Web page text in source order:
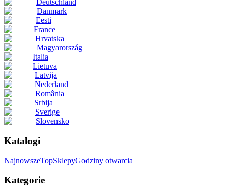
Deutschland
Danmark
Eesti
France
Hrvatska
Magyarország
Italia
Lietuva
Latvija
Nederland
România
Srbija
Sverige
Slovensko
Katalogi
NajnowszeTopSklepyGodziny otwarcia
Kategorie